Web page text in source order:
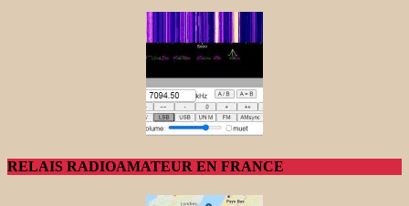
RELAIS RADIOAMATEUR EN FRANCE